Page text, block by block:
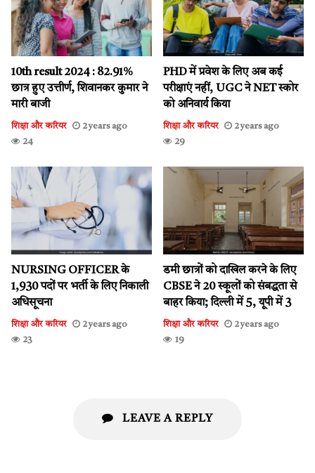
10th result 2024 : 82.91%
छात्र हुए उत्तीर्ण, शिवानकर कुमार ने
मारी बाजी
शिक्षा और करियर
2 years ago
24
PHD में प्रवेश के लिए अब कई
परीक्षाएं नहीं, UGC ने NET स्कोर
को अनिवार्य किया
शिक्षा और करियर
2 years ago
29
NURSING OFFICER के
1,930 पदों पर भर्ती के लिए निकाली
अधिसूचना
शिक्षा और करियर
2 years ago
23
डमी छात्रों को दाखिल करने के लिए
CBSE ने 20 स्कूलों को संबद्धता से
बाहर किया; दिल्ली में 5, यूपी में 3
शिक्षा और करियर
2 years ago
19
LEAVE A REPLY